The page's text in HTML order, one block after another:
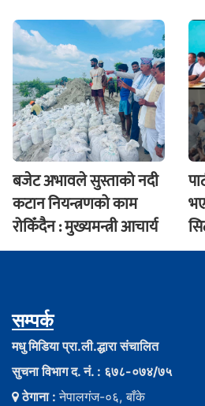
बजेट अभावले सुस्ताको नदी
कटान नियन्त्रणको काम
रोकिँदैन : मुख्यमन्त्री आचार्य
सम्पर्क
मधु मिडिया प्रा.ली.द्धारा संचालित
सुचना विभाग द. नं. : ६७८-०७४/७५
ठेगाना :नेपालगंज-०६, बाँके